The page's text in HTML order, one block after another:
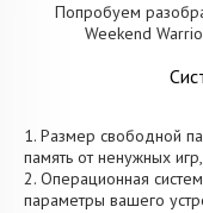
Попробуем
Weekend
1. Размер свободной
память от ненужных
2. Операционная
параметры вашего